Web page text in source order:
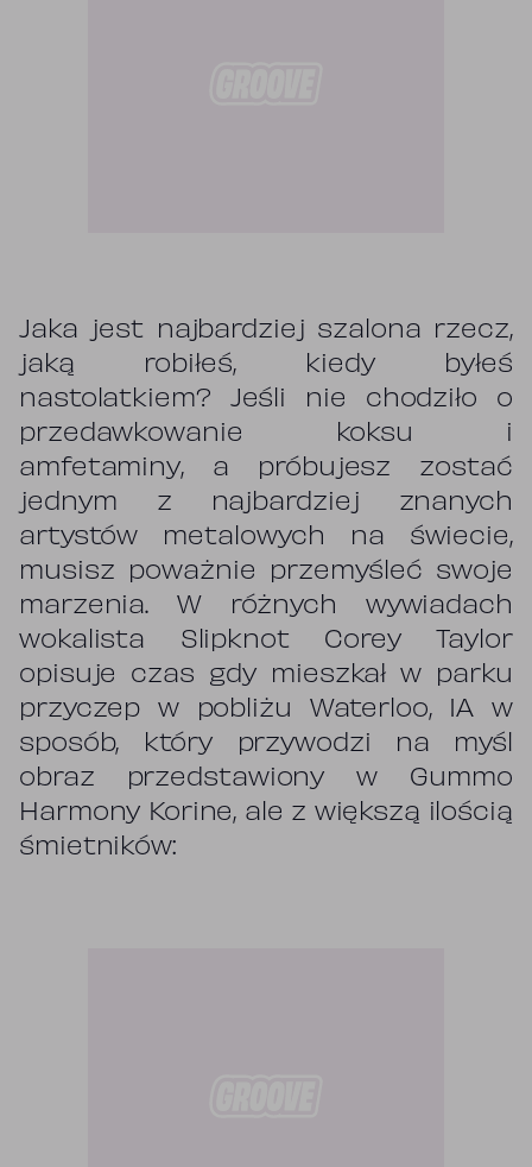
Jaka jest najbardziej szalona rzecz,
jaką robiłeś, kiedy byłeś
nastolatkiem? Jeśli nie chodziło o
przedawkowanie koksu i
amfetaminy, a próbujesz zostać
jednym z najbardziej znanych
artystów metalowych na świecie,
musisz poważnie przemyśleć swoje
marzenia. W różnych wywiadach
wokalista Slipknot Corey Taylor
opisuje czas gdy mieszkał w parku
przyczep w pobliżu Waterloo, IA w
sposób, który przywodzi na myśl
obraz przedstawiony w Gummo
Harmony Korine, ale z większą ilością
śmietników: